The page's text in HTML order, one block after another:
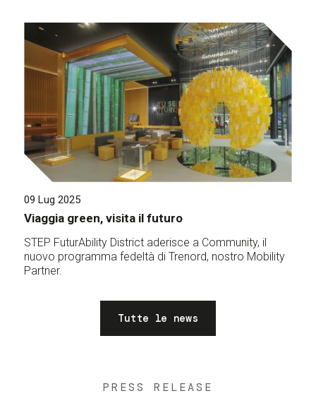
09 Lug 2025
Viaggia green, visita il futuro
STEP FuturAbility District aderisce a Community, il
nuovo programma fedeltà di Trenord, nostro Mobility
Partner.
Tutte le news
PRESS RELEASE